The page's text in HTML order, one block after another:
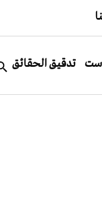
تدقيق الحقائق